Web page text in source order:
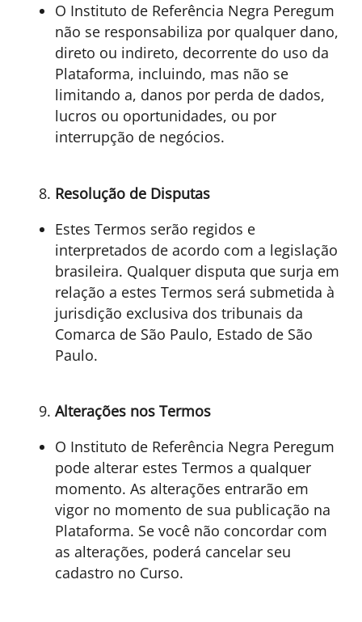
O Instituto de Referência Negra Peregum
não se responsabiliza por qualquer dano,
direto ou indireto, decorrente do uso da
Plataforma, incluindo, mas não se
limitando a, danos por perda de dados,
lucros ou oportunidades, ou por
interrupção de negócios.
Resolução de Disputas
Estes Termos serão regidos e
interpretados de acordo com a legislação
brasileira. Qualquer disputa que surja em
relação a estes Termos será submetida à
jurisdição exclusiva dos tribunais da
Comarca de São Paulo, Estado de São
Paulo.
Alterações nos Termos
O Instituto de Referência Negra Peregum
pode alterar estes Termos a qualquer
momento. As alterações entrarão em
vigor no momento de sua publicação na
Plataforma. Se você não concordar com
as alterações, poderá cancelar seu
cadastro no Curso.